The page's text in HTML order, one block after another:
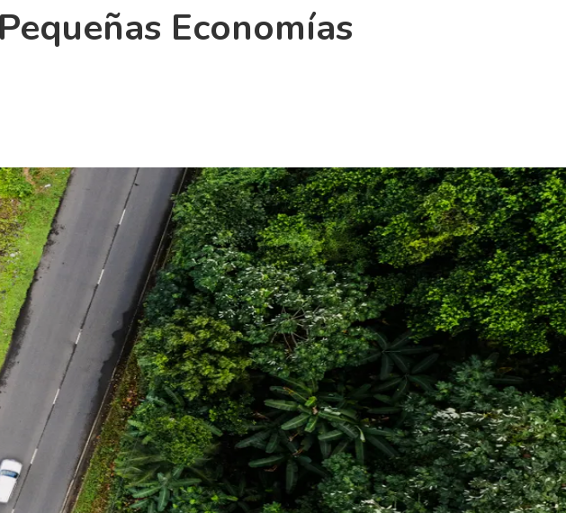
Economías